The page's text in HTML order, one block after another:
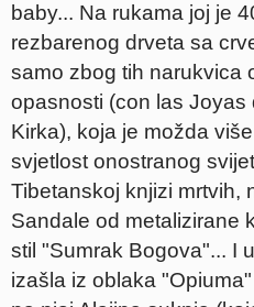
baby... Na rukama joj je
rezbarenog drveta sa
samo zbog tih narukvica
opasnosti (con las
Kirka), koja je možda
svjetlost onostranog
Tibetanskoj knjizi mrtvih,
Sandale od metalizirane
stil "Sumrak Bogova"... I
izašla iz oblaka